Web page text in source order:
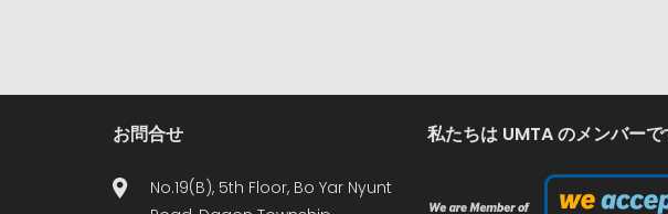
お問合せ
No.19(B), 5th Floor, Bo Yar Nyunt
私たちは UMTA のメンバー